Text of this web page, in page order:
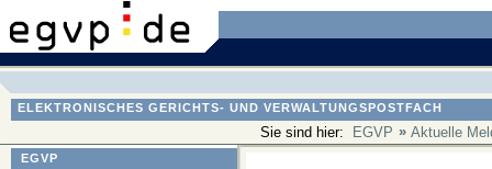
ELEKTRONISCHES GERICHTS- UND VERWALTUNGSPOSTFACH
Sie sind hier: EGVP » Aktuelle
EGVP